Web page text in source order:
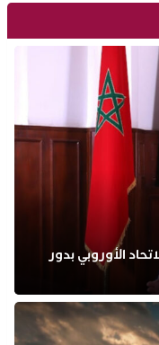
الأوروبي بدور